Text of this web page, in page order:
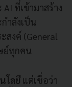
ที่เข้ามาสร้าง
ำลังเป็น
สงค์ (General
ย์ทุกคน
โลยี แต่เชื่อว่า